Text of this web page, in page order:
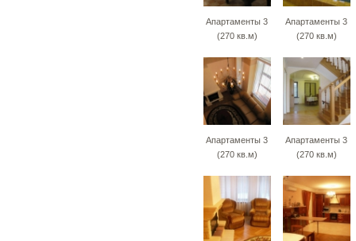
Апартаменты 3
(270 кв.м)
Апартаменты 3
(270 кв.м)
Апартаменты 3
(270 кв.м)
Апартаменты 3
(270 кв.м)